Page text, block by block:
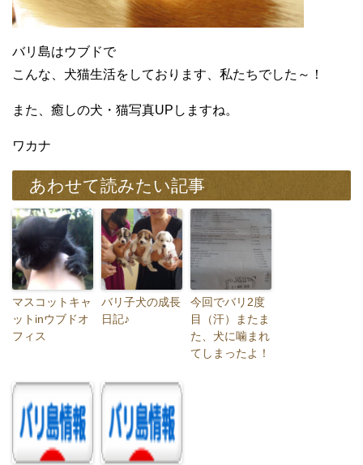
バリ島はウブドで
こんな、犬猫生活をしております、私たちでした～！
また、癒しの犬・猫写真UPしますね。
ワカナ
あわせて読みたい記事
マスコットキャ
ットinウブドオ
フィス
バリ子犬の成長
日記♪
今回でバリ2度
目（汗）またま
た、犬に噛まれ
てしまったよ！